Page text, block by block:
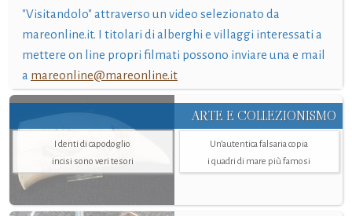
"Visitandolo" attraverso un video selezionato da
mareonline.it. I titolari di alberghi e villaggi interessati a
mettere on line propri filmati possono inviare una e mail
a mareonline@mareonline.it
ARTE E COLLEZIONISMO
I denti di capodoglio
incisi sono veri tesori
Un’autentica falsaria copia
i quadri di mare più famosi